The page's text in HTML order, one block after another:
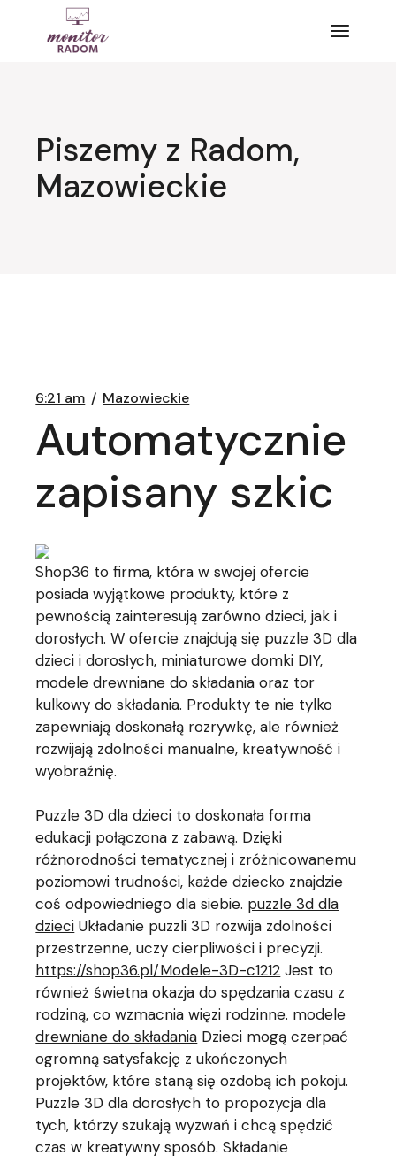
Piszemy z Radom,
Mazowieckie
6:21 am Mazowieckie
Automatycznie
zapisany szkic
Shop36 to firma, która w swojej ofercie
posiada wyjątkowe produkty, które z
pewnością zainteresują zarówno dzieci, jak i
dorosłych. W ofercie znajdują się puzzle 3D dla
dzieci i dorosłych, miniaturowe domki DIY,
modele drewniane do składania oraz tor
kulkowy do składania. Produkty te nie tylko
zapewniają doskonałą rozrywkę, ale również
rozwijają zdolności manualne, kreatywność i
wyobraźnię.
Puzzle 3D dla dzieci to doskonała forma
edukacji połączona z zabawą. Dzięki
różnorodności tematycznej i zróżnicowanemu
poziomowi trudności, każde dziecko znajdzie
coś odpowiedniego dla siebie. puzzle 3d dla
dzieci Układanie puzzli 3D rozwija zdolności
przestrzenne, uczy cierpliwości i precyzji.
https://shop36.pl/Modele-3D-c1212 Jest to
również świetna okazja do spędzania czasu z
rodziną, co wzmacnia więzi rodzinne. modele
drewniane do składania Dzieci mogą czerpać
ogromną satysfakcję z ukończonych
projektów, które staną się ozdobą ich pokoju.
Puzzle 3D dla dorosłych to propozycja dla
tych, którzy szukają wyzwań i chcą spędzić
czas w kreatywny sposób. Składanie